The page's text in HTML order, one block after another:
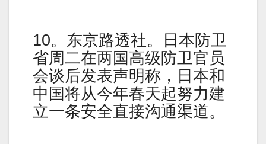
10。东京路透社。日本防卫
省周二在两国高级防卫官员
会谈后发表声明称，日本和
中国将从今年春天起努力建
立一条安全直接沟通渠道。